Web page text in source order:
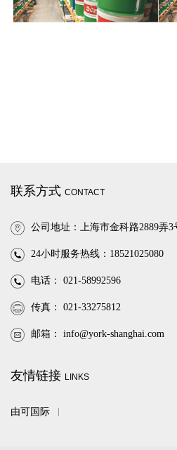
联系方式 CONTACT
公司地址：上海市金科路2889弄3
24小时服务热线：18521025080
电话： 021-58992596
传真： 021-33275812
邮箱： info@york-shanghai.com
友情链接 LINKS
由可国际